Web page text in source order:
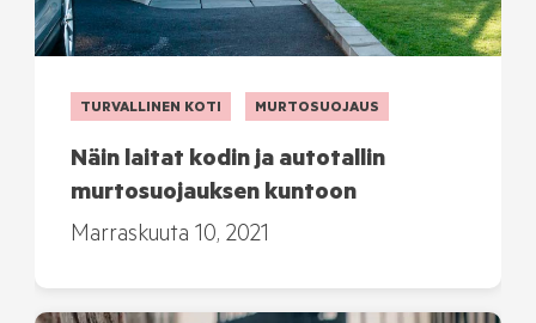
TURVALLINEN KOTI MURTOSUOJAUS
Näin laitat kodin ja autotallin
murtosuojauksen kuntoon
Marraskuuta 10, 2021